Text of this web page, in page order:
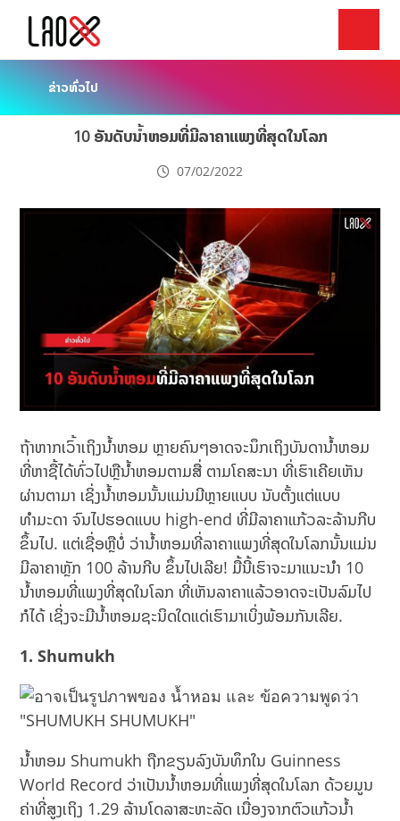
ຂ່າວທົ່ວໄປ
10 ອັນດັບນ້ຳຫອມທີ່ມີລາຄາແພງທີ່ສຸດໃນໂລກ
07/02/2022
ຖ້າຫາກເວົ້າເຖິງນ້ຳຫອມ ຫຼາຍຄົນໆອາດຈະນຶກເຖິງບັນດານ້ຳຫອມ
ທີ່ຫາຊື້ໄດ້ທົ່ວໄປຫຼືນ້ຳຫອມຕາມສື່ ຕາມໂຄສະນາ ທີ່ເຮົາເຄີຍເຫັນ
ຜ່ານຕາມາ ເຊິ່ງນ້ຳຫອມນັ້ນແມ່ນມີຫຼາຍແບບ ນັບຕັ້ງແຕ່ແບບ
ທຳມະດາ ຈົນໄປຮອດແບບ high-end ທີ່ມີລາຄາແກ້ວລະລ້ານກີບ
ຂຶ້ນໄປ. ແຕ່ເຊື່ອຫຼືບໍ່ ວ່ານ້ຳຫອມທີ່ລາຄາແພງທີ່ສຸດໃນໂລກນັ້ນແມ່ນ
ມີລາຄາຫຼັກ 100 ລ້ານກີບ ຂຶ້ນໄປເລີຍ! ມື້ນີ້ເຮົາຈະມາແນະນຳ 10
ນ້ຳຫອມທີ່ແພງທີ່ສຸດໃນໂລກ ທີ່ເຫັນລາຄາແລ້ວອາດຈະເປັນລົມໄປ
ກໍໄດ້ ເຊິ່ງຈະມີນ້ຳຫອມຊະນິດໃດແດ່ເຮົາມາເບິ່ງພ້ອມກັນເລີຍ.
1. Shumukh
ນ້ຳຫອມ Shumukh ຖືກຂຽນລົງບັນທຶກໃນ Guinness
World Record ວ່າເປັນນໍ້າຫອມທີ່ແພງທີ່ສຸດໃນໂລກ ດ້ວຍມູນ
ຄ່າທີ່ສູງເຖິງ 1.29 ລ້ານໂດລາສະຫະລັດ ເນື່ອງຈາກຕົວແກ້ວນ້ຳ